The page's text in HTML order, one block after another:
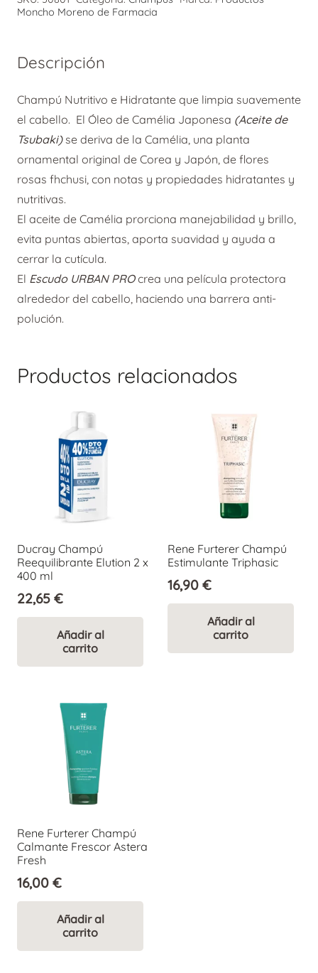
Hair
cantidad
Moncho Moreno de Farmacia
Descripción
Champú Nutritivo e Hidratante que limpia suavemente
el cabello. El Óleo de Camélia Japonesa (Aceite de
Tsubaki)se deriva de la Camélia, una planta
ornamental original de Corea y Japón, de flores
rosas fhchusi, con notas y propiedades hidratantes y
nutritivas.
El aceite de Camélia prorciona manejabilidad y brillo,
evita puntas abiertas, aporta suavidad y ayuda a
cerrar la cutícula.
El Escudo URBAN PROcrea una película protectora
alrededor del cabello, haciendo una barrera anti-
polución.
Productos relacionados
Ducray Champú
Reequilibrante Elution 2 x
400 ml
22,65 €
Añadir al
carrito
Rene Furterer Champú
Estimulante Triphasic
16,90 €
Añadir al
carrito
Rene Furterer Champú
Calmante Frescor Astera
Fresh
16,00 €
Añadir al
carrito